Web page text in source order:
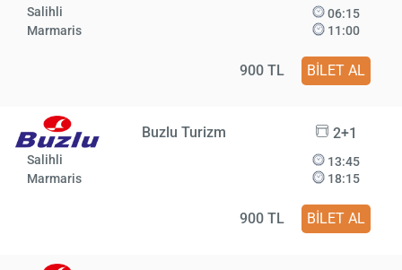
Salihli
Marmaris
06:15
11:00
900 TL BİLET AL
Buzlu Turizm 2+1
Salihli
Marmaris
13:45
18:15
900 TL BİLET AL